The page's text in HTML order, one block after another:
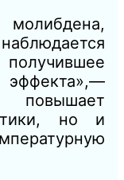
молибдена,
повышает
но и